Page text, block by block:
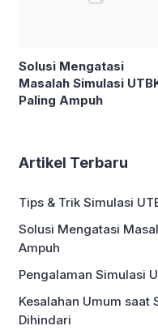
Solusi Mengatasi
Masalah Simulasi
Paling Ampuh
Artikel Terbaru
Tips & Trik Simulasi
Solusi Mengatasi
Ampuh
Pengalaman Simulasi
Kesalahan Umum saat
Dihindari